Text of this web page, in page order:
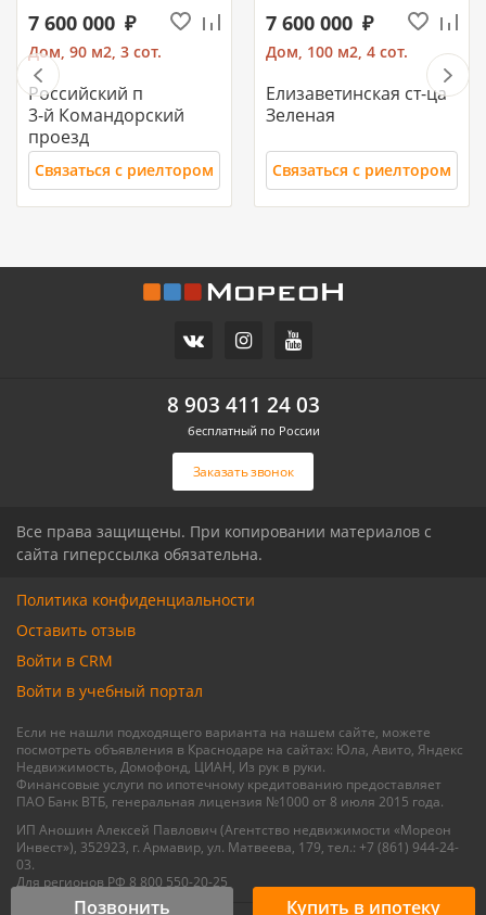
Позвонить Купить в ипотеку
7 600 000
Дом, 90 м2, 3 сот.
Российский п
3-й Командорский
проезд
Связаться с риелтором
7 600 000
Дом, 100 м2, 4 сот.
Елизаветинская ст-ца
Зеленая
Связаться с риелтором
10 500 000
Дом, 71 м2, 3 сот.
Заказать звонок
8 903 411 24 03
бесплатный по России
Все права защищены. При копировании материалов с
сайта гиперссылка обязательна.
Если не нашли подходящего варианта на нашем сайте, можете
посмотреть объявления в Краснодаре на сайтах: Юла, Авито, Яндекс
Недвижимость, Домофонд, ЦИАН, Из рук в руки.
Финансовые услуги по ипотечному кредитованию предоставляет
ПАО Банк ВТБ, генеральная лицензия №1000 от 8 июля 2015 года.
ИП Аношин Алексей Павлович (Агентство недвижимости «Мореон
Инвест»), 352923, г. Армавир, ул. Матвеева, 179, тел.: +7 (861) 944-24-
03.
Для регионов РФ 8 800 550-20-25
Политика конфиденциальности
Оставить отзыв
Войти в CRM
Войти в учебный портал